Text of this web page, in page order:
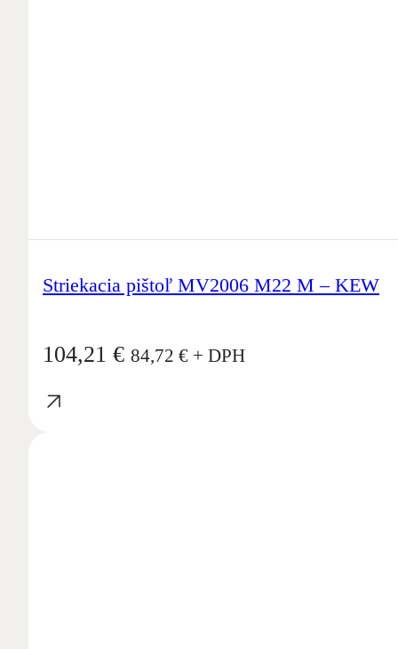
Striekacia pištoľ MV2006 M22 M – KEW
104,21 € 84,72 € + DPH